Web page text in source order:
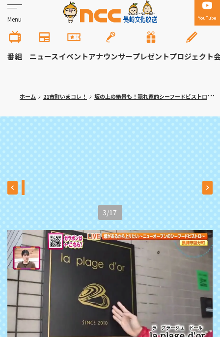
Menu YouTube
番組 ニュースイベントアナウンサープレゼントプロジェクト
ホーム 21市町いまコレ！ 坂の上の絶景も！隠れ家的シーフードビストロ 長崎市「ラ・プラージュ・ドール」
3/17